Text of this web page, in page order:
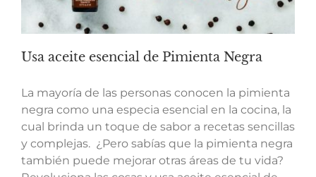
Usa aceite esencial de Pimienta Negra
La mayoría de las personas conocen la pimienta
negra como una especia esencial en la cocina, la
cual brinda un toque de sabor a recetas sencillas
y complejas. ¿Pero sabías que la pimienta negra
también puede mejorar otras áreas de tu vida?